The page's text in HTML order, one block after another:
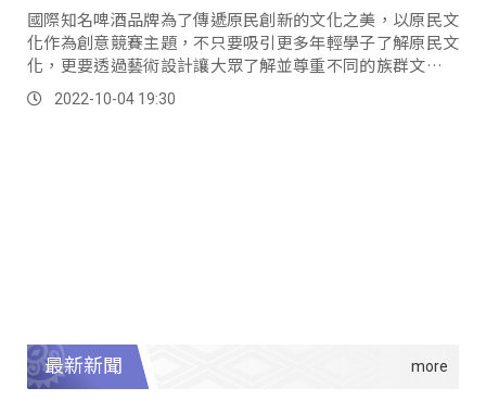
國際知名啤酒品牌為了傳遞原民創新的文化之美，以原民文
化作為創意競賽主題，不只要吸引更多年輕學子了解原民文
化，更要透過藝術設計讓大眾了解並尊重不同的族群文化，
而參賽學生汪牧德，就以泰雅族人在成年時會進行...。
2022-10-04 19:30
最新新聞